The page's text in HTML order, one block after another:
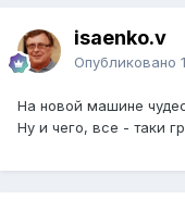
isaenko.v
Опубликовано
На новой машине
Ну и чего, все - таки